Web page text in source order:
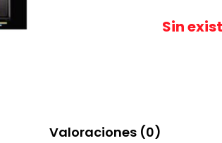
Sin
Valoraciones (0)